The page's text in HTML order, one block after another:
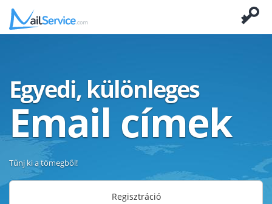
Egyedi, különleges
Email címek
Tűnj ki a tömegből!
Regisztráció